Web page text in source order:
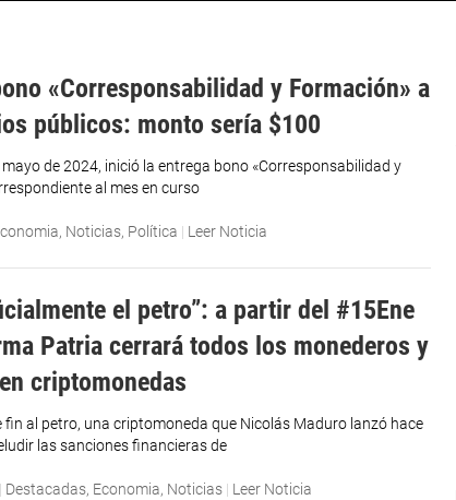
«Corresponsabilidad y Formación» a
públicos: monto sería $100
mayo de 2024, inició la entrega bono «Corresponsabilidad y
al mes en curso
, Noticias, Política | Leer Noticia
el petro”: a partir del #15Ene
Patria cerrará todos los monederos y
criptomonedas
fin al petro, una criptomoneda que Nicolás Maduro lanzó hace
las sanciones financieras de
| Destacadas, Economia, Noticias | Leer Noticia